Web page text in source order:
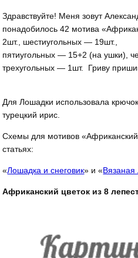
Здравствуйте! Меня зовут
понадобилось 42 мотива
2шт., шестиугольных — 19шт.,
пятиугольных — 15+2 (на ушки),
трехугольных — 1шт. Гриву
Для Лошадки использовала
турецкий ирис.
Схемы для мотивов
статьях:
«Лошадка и снеговик» и «Вязаная
Африканский цветок из 8